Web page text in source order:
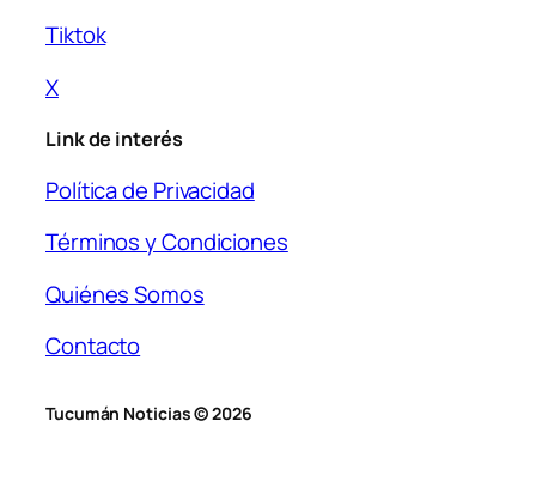
Tiktok
X
Link de interés
Política de Privacidad
Términos y Condiciones
Quiénes Somos
Contacto
Tucumán Noticias © 2026